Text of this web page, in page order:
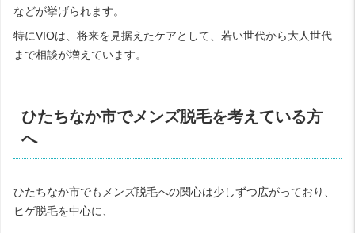
などが挙げられます。
特にVIOは、将来を見据えたケアとして、若い世代から大人世代
まで相談が増えています。
ひたちなか市でメンズ脱毛を考えている方
へ
ひたちなか市でもメンズ脱毛への関心は少しずつ広がっており、
ヒゲ脱毛を中心に、